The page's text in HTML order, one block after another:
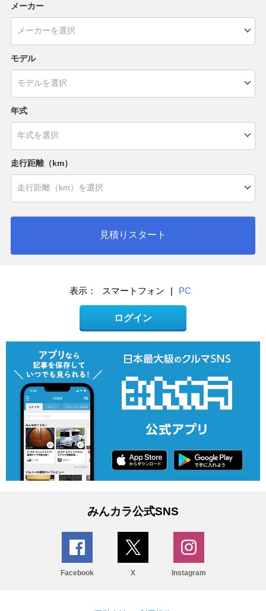
メーカー
モデル
年式
走行距離（km）
見積りスタート
表示： スマートフォン | PC
ログイン
みんカラ公式SNS
Facebook X Instagram